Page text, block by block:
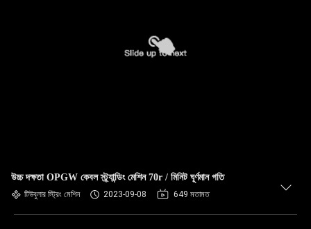
উচ্চ দক্ষতা OPGW কেবল স্ট্র্যান্ডিং মেশিন 70r / মিনিট ঘূর্ণমান গতি
টিউবুলার স্ট্রিং মেশিন 2023-09-08 649 মতামত